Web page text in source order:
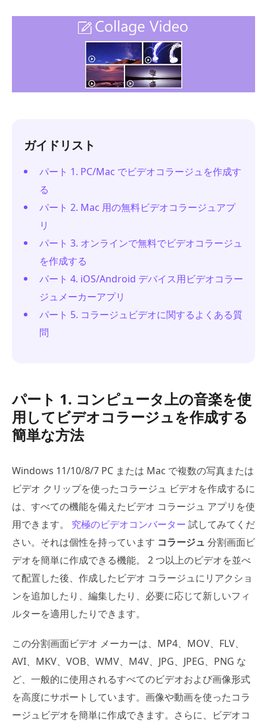
ガイドリスト
パート 1. PC/Mac でビデオコラージュを作成す
る
パート 2. Mac 用の無料ビデオコラージュアプ
リ
パート 3. オンラインで無料でビデオコラージュ
を作成する
パート 4. iOS/Android デバイス用ビデオコラー
ジュメーカーアプリ
パート 5. コラージュビデオに関するよくある質
問
パート 1. コンピュータ上の音楽を使
用してビデオコラージュを作成する
簡単な方法
Windows 11/10/8/7 PC または Mac で複数の写真または
ビデオ クリップを使ったコラージュ ビデオを作成するに
は、すべての機能を備えたビデオ コラージュ アプリを使
用できます。 究極のビデオコンバーター 試してみてくだ
さい。それは個性を持っています コラージュ 分割画面ビ
デオを簡単に作成できる機能。 2 つ以上のビデオを並べ
て配置した後、作成したビデオ コラージュにリアクショ
ンを追加したり、編集したり、必要に応じて新しいフィ
ルターを適用したりできます。
この分割画面ビデオ メーカーは、MP4、MOV、FLV、
AVI、MKV、VOB、WMV、M4V、JPG、JPEG、PNG な
ど、一般的に使用されるすべてのビデオおよび画像形式
を高度にサポートしています。画像や動画を使ったコラ
ージュビデオを簡単に作成できます。さらに、ビデオコ